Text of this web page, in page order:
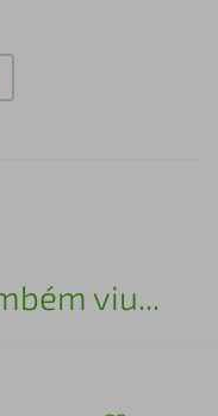
viu...